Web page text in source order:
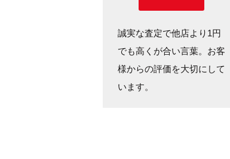
誠実な査定で他店より1円
でも高くが合い言葉。お客
様からの評価を大切にして
います。